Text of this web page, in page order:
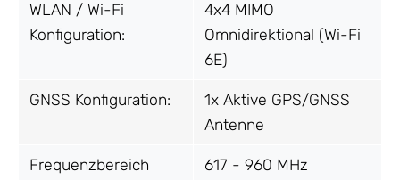
WLAN / Wi-Fi
Konfiguration:
4x4 MIMO
Omnidirektional (Wi-Fi
6E)
GNSS Konfiguration:
1x Aktive GPS/GNSS
Antenne
Frequenzbereich
617 - 960 MHz